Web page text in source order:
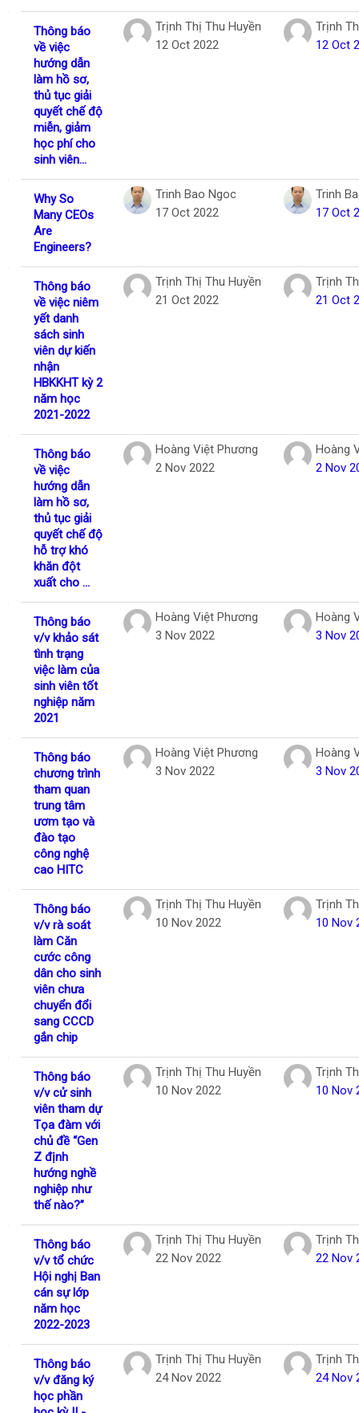
Thông báo
về việc
hướng dẫn
làm hồ sơ,
thủ tục giải
quyết chế độ
miễn, giảm
học phí cho
sinh viên...
Trịnh Thị Thu Huyền
12 Oct 2022
Trịnh
12 Oct
Why So
Many CEOs
Are
Engineers?
Trinh Bao Ngoc
17 Oct 2022
Trinh
17 Oct
Thông báo
về việc niêm
yết danh
sách sinh
viên dự kiến
nhận
HBKKHT kỳ 2
năm học
2021-2022
Trịnh Thị Thu Huyền
21 Oct 2022
Trịnh
21 Oct
Thông báo
về việc
hướng dẫn
làm hồ sơ,
thủ tục giải
quyết chế độ
hỗ trợ khó
khăn đột
xuất cho ...
Hoàng Việt Phương
2 Nov 2022
Hoàng
2 Nov
Thông báo
v/v khảo sát
tình trạng
việc làm của
sinh viên tốt
nghiệp năm
2021
Hoàng Việt Phương
3 Nov 2022
Hoàng
3 Nov
Thông báo
chương trình
tham quan
trung tâm
ươm tạo và
đào tạo
công nghệ
cao HITC
Hoàng Việt Phương
3 Nov 2022
Hoàng
3 Nov
Thông báo
v/v rà soát
làm Căn
cước công
dân cho sinh
viên chưa
chuyển đổi
sang CCCD
gắn chip
Trịnh Thị Thu Huyền
10 Nov 2022
Trịnh
10 Nov
Thông báo
v/v cử sinh
viên tham dự
Tọa đàm với
chủ đề “Gen
Z định
hướng nghề
nghiệp như
thế nào?”
Trịnh Thị Thu Huyền
10 Nov 2022
Trịnh
10 Nov
Thông báo
v/v tổ chức
Hội nghị Ban
cán sự lớp
năm học
2022-2023
Trịnh Thị Thu Huyền
22 Nov 2022
Trịnh
22 Nov
Thông báo
v/v đăng ký
học phần
Trịnh Thị Thu Huyền
24 Nov 2022
Trịnh
24 Nov